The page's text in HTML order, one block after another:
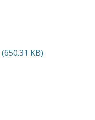
(650.31 KB)